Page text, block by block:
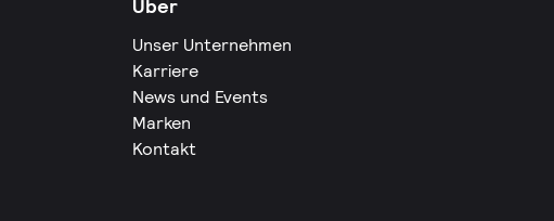
Über
Unser Unternehmen
Karriere
News und Events
Marken
Kontakt